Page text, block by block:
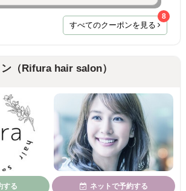
すべてのクーポンを見る
8
（Rifura hair salon）
する ネットで予約する